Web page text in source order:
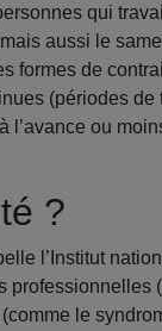
qui
aussi le
formes de
(périodes
l’avance ou
?
l’Institut
professionnelles
le